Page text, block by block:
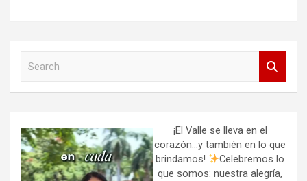
h
¡El Valle se lleva en el
corazón…y también en lo que
brindamos!
Celebremos lo
que somos: nuestra alegría,